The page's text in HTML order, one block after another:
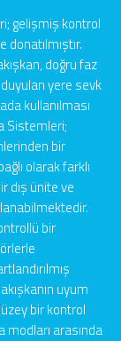
kontrol
doğru faz
yere sevk
kullanılması
Sistemleri;
bir
olarak farklı
dış ünite ve
bir
uyum
bir kontrol
modları arasında